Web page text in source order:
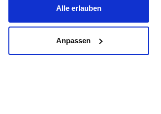
Alle erlauben
Anpassen
Supply Chain Due Diligence